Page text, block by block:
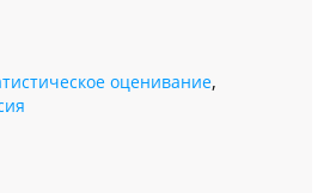
оценивание,